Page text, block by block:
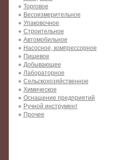
Торговое
Весоизмерительное
Упаковочное
Строительное
Автомобильное
Насосное, компрессорное
Пищевое
Добывающее
Лабораторное
Сельскохозяйственное
Химическое
Оснащение предприятий
Ручной инструмент
Прочее